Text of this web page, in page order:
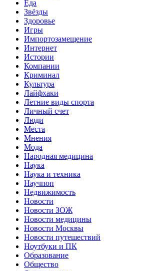
Еда
Звёзды
Здоровье
Игры
Импортозамещение
Интернет
Истории
Компании
Криминал
Культура
Лайфхаки
Летние виды спорта
Личный счет
Люди
Места
Мнения
Мода
Народная медицина
Наука
Наука и техника
Научпоп
Недвижимость
Новости
Новости ЗОЖ
Новости медицины
Новости Москвы
Новости путешествий
Ноутбуки и ПК
Образование
Общество